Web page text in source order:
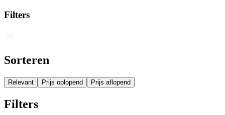
Filters
Sorteren
Relevant Prijs oplopend Prijs aflopend
Filters